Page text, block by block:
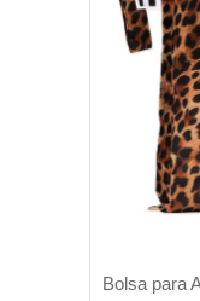
Bolsa para